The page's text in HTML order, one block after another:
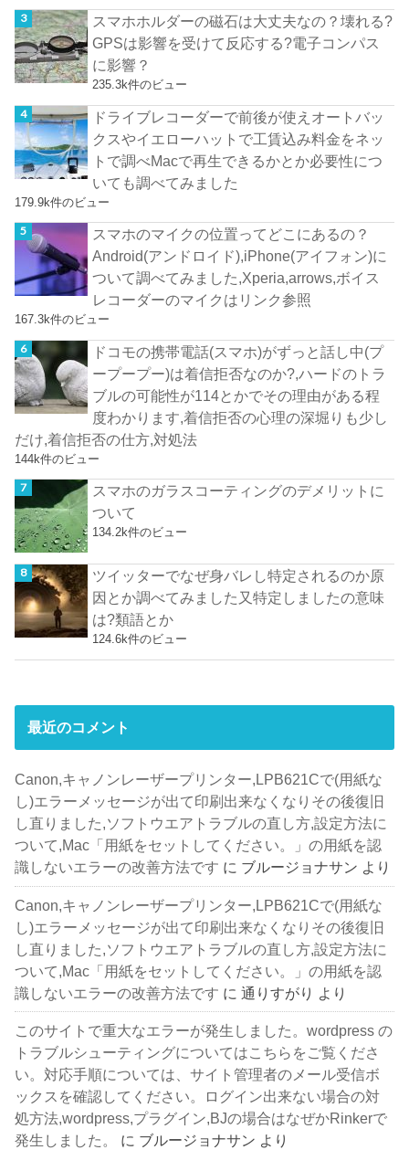
スマホホルダーの磁石は大丈夫なの？壊れる?
GPSは影響を受けて反応する?電子コンパス
に影響？
235.3k件のビュー
ドライブレコーダーで前後が使えオートバッ
クスやイエローハットで工賃込み料金をネッ
トで調べMacで再生できるかとか必要性につ
いても調べてみました
179.9k件のビュー
スマホのマイクの位置ってどこにあるの？
Android(アンドロイド),iPhone(アイフォン)に
ついて調べてみました,Xperia,arrows,ボイス
レコーダーのマイクはリンク参照
167.3k件のビュー
ドコモの携帯電話(スマホ)がずっと話し中(プ
ープープー)は着信拒否なのか?,ハードのトラ
ブルの可能性が114とかでその理由がある程
度わかります,着信拒否の心理の深堀りも少し
だけ,着信拒否の仕方,対処法
144k件のビュー
スマホのガラスコーティングのデメリットに
ついて
134.2k件のビュー
ツイッターでなぜ身バレし特定されるのか原
因とか調べてみました又特定しましたの意味
は?類語とか
124.6k件のビュー
最近のコメント
Canon,キャノンレーザープリンター,LPB621Cで(用紙な
し)エラーメッセージが出て印刷出来なくなりその後復旧
し直りました,ソフトウエアトラブルの直し方,設定方法に
ついて,Mac「用紙をセットしてください。」の用紙を認
識しないエラーの改善方法です に ブルージョナサン より
Canon,キャノンレーザープリンター,LPB621Cで(用紙な
し)エラーメッセージが出て印刷出来なくなりその後復旧
し直りました,ソフトウエアトラブルの直し方,設定方法に
ついて,Mac「用紙をセットしてください。」の用紙を認
識しないエラーの改善方法です に通りすがり より
このサイトで重大なエラーが発生しました。wordpress の
トラブルシューティングについてはこちらをご覧くださ
い。対応手順については、サイト管理者のメール受信ボ
ックスを確認してください。ログイン出来ない場合の対
処方法,wordpress,プラグイン,BJの場合はなぜかRinkerで
発生しました。
に ブルージョナサン より